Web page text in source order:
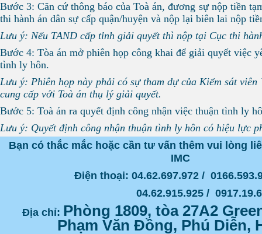
Bước 3: Căn cứ thông báo của Toà án, đương sự nộp tiền
thi hành án dân sự cấp quận/huyện và nộp lại biên lai nộp
Lưu ý: Nếu TAND cấp tỉnh giải quyết thì nộp tại Cục thi
Bước 4: Tòa án mở phiên họp công khai để giải quyết việc
tình ly hôn.
Lưu ý: Phiên họp này phải có sự tham dự của Kiểm sát viên
cung cấp với Toà án thụ lý giải quyết.
Bước 5: Toà án ra quyết định công nhận việc thuận tình ly
Lưu ý: Quyết định công nhận thuận tình ly hôn có hiệu lực
Bạn có thắc mắc hoặc cần tư vấn thêm vui lòng
IMC
Điện thoại: 04.62.697.972 /
04.62.915.925 /
Địa chỉ: Phòng 1809, tòa 27A2
Phạm Văn Đồng, Phú Diễn,